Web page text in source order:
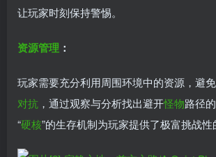
让玩家时刻保持警惕。
资源管理 ：
玩家需要充分利用周围环境中的资源，避
对抗 ，通过观察与分析找出避开怪物路径
“硬核”的生存机制为玩家提供了极富挑战性